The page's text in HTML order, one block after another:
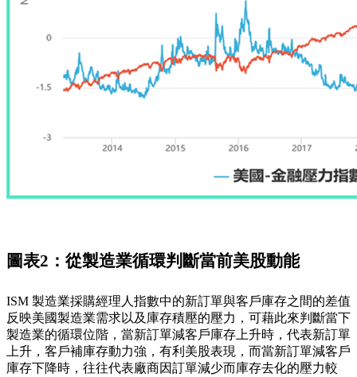
圖表2：從製造業循環判斷當前美股動能
ISM 製造業採購經理人指數中的新訂單與客戶庫存之間的差值
反映美國製造業需求以及庫存積壓的壓力，可藉此來判斷當下
製造業的循環位階，當新訂單減客戶庫存上升時，代表新訂單
上升，客戶補庫存動力強，有利美股表現，而當新訂單減客戶
庫存下降時，往往代表廠商因訂單減少而庫存去化的壓力較